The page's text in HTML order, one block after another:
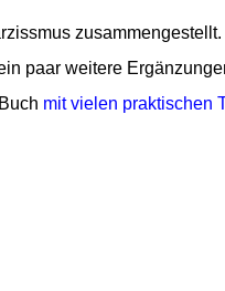
paar weitere
mit vielen praktischen